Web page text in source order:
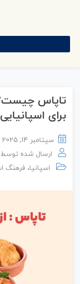
تاپاس
برای
سپتامبر 14, 2025
ارسال شده توسط
اسپانیا، فرهنگ